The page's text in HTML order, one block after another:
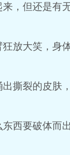
来，但还是有
放大笑，身
撕裂的皮肤
西要破体而出